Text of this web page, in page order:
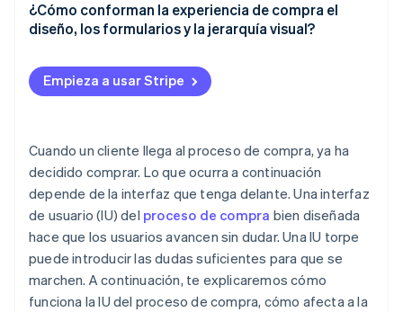
¿Cómo conforman la experiencia de compra el
diseño, los formularios y la jerarquía visual?
Diseño
Diseño del formulario
Empieza a usar Stripe
Cuando un cliente llega al proceso de compra, ya ha
decidido comprar. Lo que ocurra a continuación
depende de la interfaz que tenga delante. Una interfaz
de usuario (IU) del proceso de compra bien diseñada
hace que los usuarios avancen sin dudar. Una IU torpe
puede introducir las dudas suficientes para que se
marchen. A continuación, te explicaremos cómo
funciona la IU del proceso de compra, cómo afecta a la